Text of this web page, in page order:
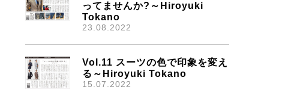
ってませんか?～Hiroyuki
Tokano
23.08.2022
Vol.11 スーツの色で印象を変え
る～Hiroyuki Tokano
15.07.2022